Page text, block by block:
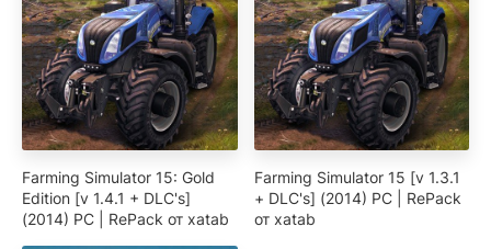
Farming Simulator 15: Gold
Edition [v 1.4.1 + DLC's]
(2014) PC | RePack от xatab
Farming Simulator 15 [v 1.3.1
+ DLC's] (2014) PC | RePack
от xatab